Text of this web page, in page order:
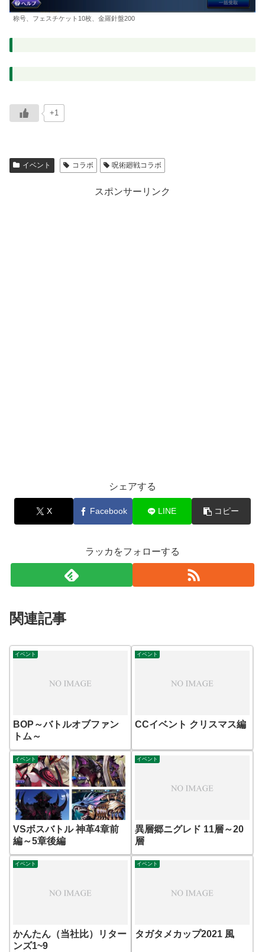
称号、フェスチケット10枚、金羅針盤200
+1
イベント コラボ 呪術廻戦コラボ
スポンサーリンク
シェアする
X Facebook LINE コピー
ラッカをフォローする
関連記事
イベント
BOP～バトルオブファン
トム～
イベント
CCイベント クリスマス編
イベント
VSボスバトル 神革4章前
編～5章後編
イベント
異層郷ニグレド 11層～20
層
イベント
かんたん（当社比）リター
ンズ1~9
イベント
タガタメカップ2021 風